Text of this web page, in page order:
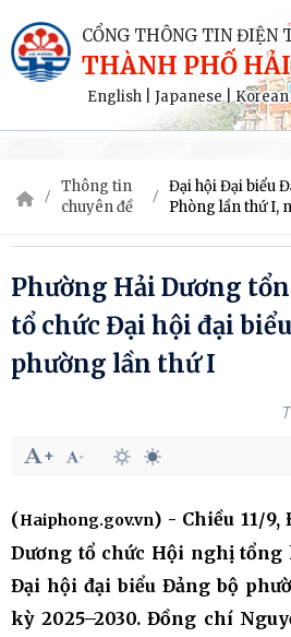
CỔNG THÔNG TIN ĐIỆN
THÀNH PHỐ
English Japanese|Korean
Thông tin
chuyên đề
Đại hội Đại biểu
Phòng lần thứ I,
Phường Hải Dương
tổ chức Đại hội đại
phường lần thứ I
(Haiphong.gov.vn) - Chiều 11/
Dương tổ chức Hội nghị tổng
Đại hội đại biểu Đảng bộ
kỳ 2025–2030. Đồng chí